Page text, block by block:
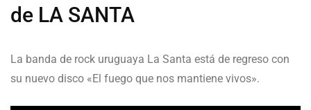
de LA SANTA
La banda de rock uruguaya La Santa está de regreso con
su nuevo disco «El fuego que nos mantiene vivos».